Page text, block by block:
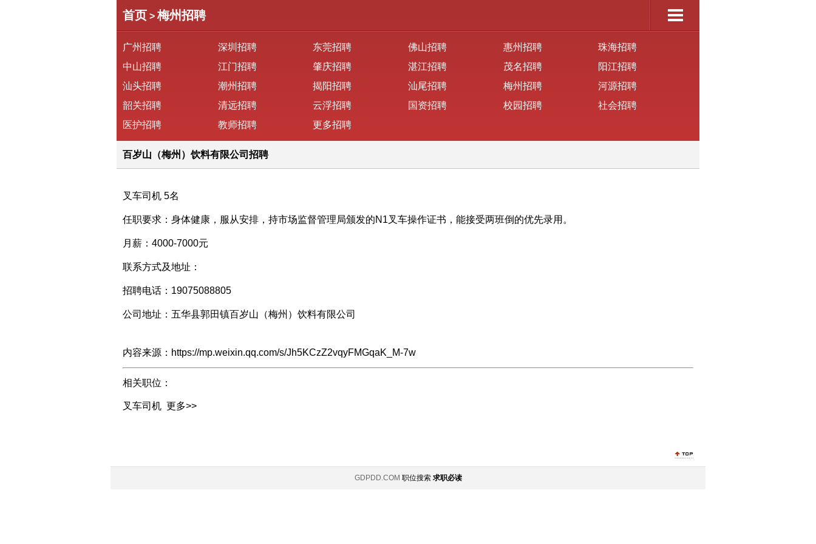
首页 > 梅州招聘
广州招聘 深圳招聘 东莞招聘 佛山招聘 惠州招聘
珠海招聘
中山招聘
江门招聘 肇庆招聘 湛江招聘 茂名招聘
阳江招聘
汕头招聘
潮州招聘 揭阳招聘 汕尾招聘 梅州招聘
河源招聘
韶关招聘
清远招聘 云浮招聘 国资招聘 校园招聘
社会招聘
医护招聘
教师招聘 更多招聘
百岁山（梅州）饮料有限公司招聘
叉车司机 5名
任职要求：身体健康，服从安排，持市场监督管理局颁发的N1叉车操作证书，能接受两班倒的优先录用。
月薪：4000-7000元
联系方式及地址：
招聘电话：19075088805
公司地址：五华县郭田镇百岁山（梅州）饮料有限公司
内容来源：https://mp.weixin.qq.com/s/Jh5KCzZ2vqyFMGqaK_M-7w
相关职位：
叉车司机 更多>>
GDPDD.COM 职位搜索 求职必读